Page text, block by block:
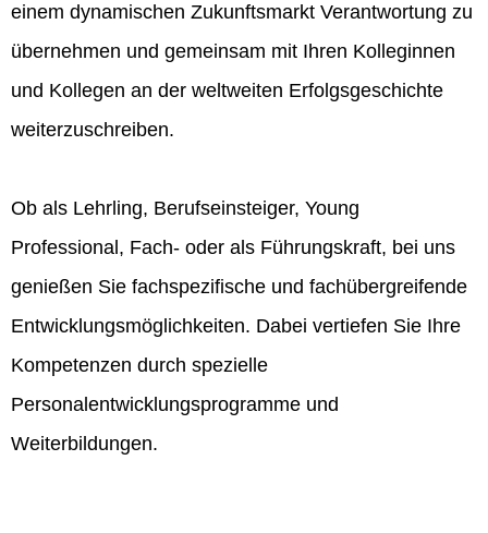
einem dynamischen Zukunftsmarkt Verantwortung zu
übernehmen und gemeinsam mit Ihren Kolleginnen
und Kollegen an der weltweiten Erfolgsgeschichte
weiterzuschreiben.
Ob als Lehrling, Berufseinsteiger, Young
Professional, Fach- oder als Führungskraft, bei uns
genießen Sie fachspezifische und fachübergreifende
Entwicklungsmöglichkeiten. Dabei vertiefen Sie Ihre
Kompetenzen durch spezielle
Personalentwicklungsprogramme und
Weiterbildungen.